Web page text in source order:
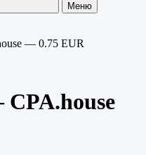
Меню
— 0.75 EUR